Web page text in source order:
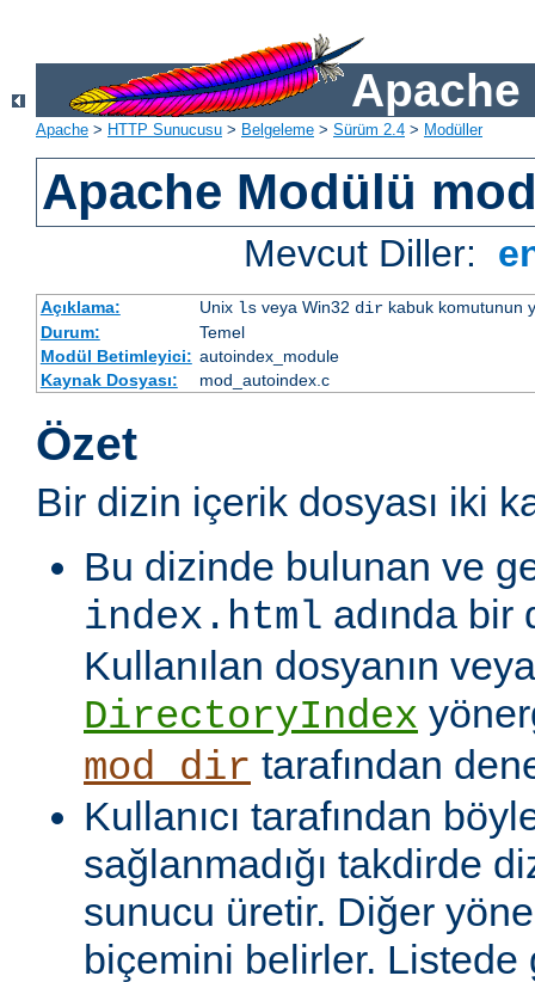
Apache
Apache > HTTP Sunucusu > Belgeleme > Sürüm 2.4 > Modüller
Apache Modülü
Mevcut Diller:
Açıklama: Unix lsveya Win32 dirkabuk komutunun
Durum:
Temel
Modül Betimleyici: autoindex_module
Kaynak Dosyası:
mod_autoindex.c
Özet
Bir dizin içerik dosyası iki
Bu dizinde bulunan ve
index.html adında bir
Kullanılan dosyanın
DirectoryIndex
mod_dir tarafından
Kullanıcı tarafından
sağlanmadığı takdirde
sunucu üretir. Diğer
biçemini belirler.